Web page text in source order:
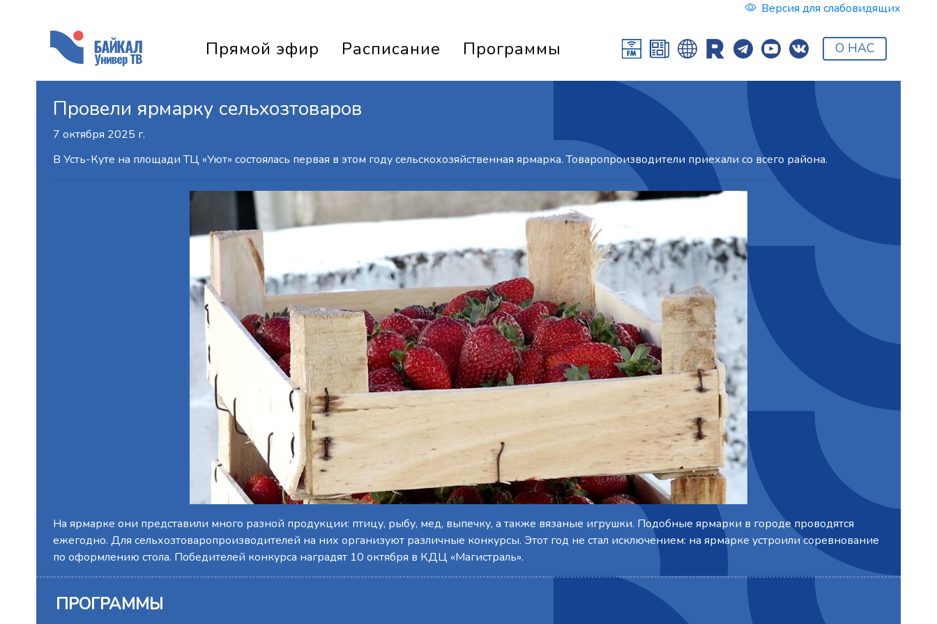
Версия для слабовидящих
Прямой эфир Расписание Программы О НАС
Провели ярмарку сельхозтоваров
7 октября 2025 г.
В Усть-Куте на площади ТЦ «Уют» состоялась первая в этом году сельскохозяйственная ярмарка. Товаропроизводители приехали со всего района.
На ярмарке они представили много разной продукции: птицу, рыбу, мед, выпечку, а также вязаные игрушки. Подобные ярмарки в городе проводятся
ежегодно. Для сельхозтоваропроизводителей на них организуют различные конкурсы. Этот год не стал исключением: на ярмарке устроили соревнование
по оформлению стола. Победителей конкурса наградят 10 октября в КДЦ «Магистраль».
ПРОГРАММЫ